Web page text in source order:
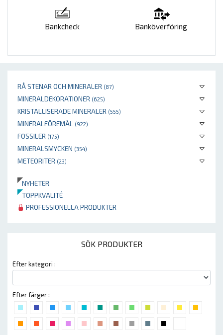
RÅ STENAR OCH MINERALER (87)
MINERALDEKORATIONER (625)
KRISTALLISERADE MINERALER (555)
MINERALFÖREMÅL (922)
FOSSILER (175)
MINERALSMYCKEN (354)
METEORITER (23)
NYHETER
TOPPKVALITÉ
PROFESSIONELLA PRODUKTER
SÖK PRODUKTER
Efter kategori :
Efter färger :
Bankcheck Banköverföring